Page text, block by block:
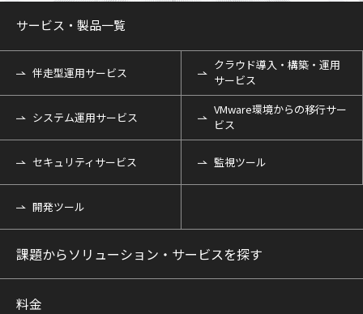
サービス・製品一覧
伴走型運用サービス
クラウド導入・構築・運用
サービス
システム運用サービス
VMware環境からの移行サー
ビス
セキュリティサービス 監視ツール
開発ツール
課題からソリューション・サービスを探す
料金